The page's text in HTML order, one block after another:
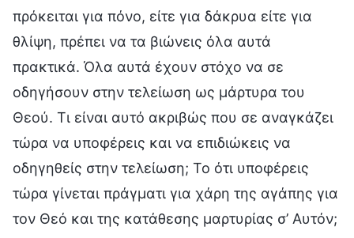
πρόκειται για πόνο, είτε για δάκρυα είτε για
θλίψη, πρέπει να τα βιώνεις όλα αυτά
πρακτικά. Όλα αυτά έχουν στόχο να σε
οδηγήσουν στην τελείωση ως μάρτυρα του
Θεού. Τι είναι αυτό ακριβώς που σε αναγκάζει
τώρα να υποφέρεις και να επιδιώκεις να
οδηγηθείς στην τελείωση; Το ότι υποφέρεις
τώρα γίνεται πράγματι για χάρη της αγάπης για
τον Θεό και της κατάθεσης μαρτυρίας σ’ Αυτόν;